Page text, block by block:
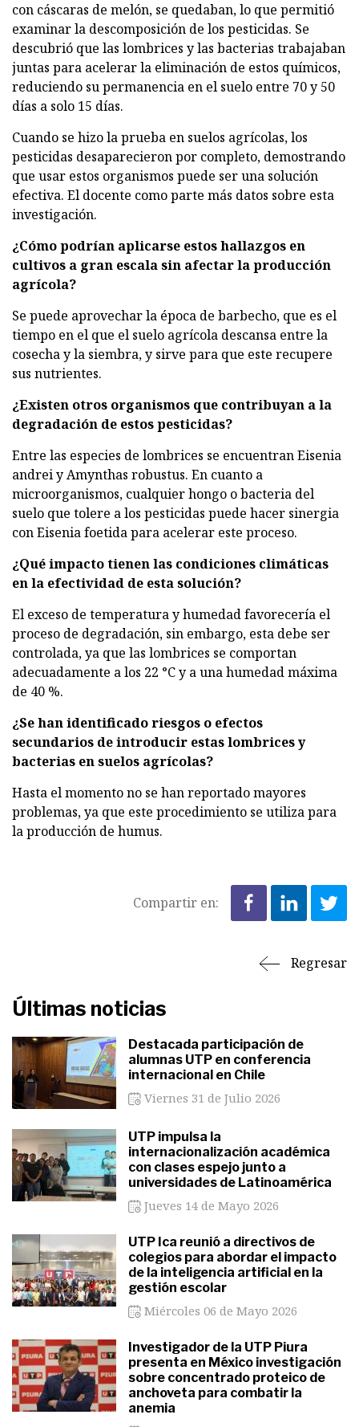
con cáscaras de melón, se quedaban, lo que permitió
examinar la descomposición de los pesticidas. Se
descubrió que las lombrices y las bacterias trabajaban
juntas para acelerar la eliminación de estos químicos,
reduciendo su permanencia en el suelo entre 70 y 50
días a solo 15 días.
Cuando se hizo la prueba en suelos agrícolas, los
pesticidas desaparecieron por completo, demostrando
que usar estos organismos puede ser una solución
efectiva. El docente como parte más datos sobre esta
investigación.
¿Cómo podrían aplicarse estos hallazgos en
cultivos a gran escala sin afectar la producción
agrícola?
Se puede aprovechar la época de barbecho, que es el
tiempo en el que el suelo agrícola descansa entre la
cosecha y la siembra, y sirve para que este recupere
sus nutrientes.
¿Existen otros organismos que contribuyan a la
degradación de estos pesticidas?
Entre las especies de lombrices se encuentran Eisenia
andrei y Amynthas robustus. En cuanto a
microorganismos, cualquier hongo o bacteria del
suelo que tolere a los pesticidas puede hacer sinergia
con Eisenia foetida para acelerar este proceso.
¿Qué impacto tienen las condiciones climáticas
en la efectividad de esta solución?
El exceso de temperatura y humedad favorecería el
proceso de degradación, sin embargo, esta debe ser
controlada, ya que las lombrices se comportan
adecuadamente a los 22 °C y a una humedad máxima
de 40 %.
¿Se han identificado riesgos o efectos
secundarios de introducir estas lombrices y
bacterias en suelos agrícolas?
Hasta el momento no se han reportado mayores
problemas, ya que este procedimiento se utiliza para
la producción de humus.
Compartir en:
Regresar
Últimas noticias
Destacada participación de
alumnas UTP en conferencia
internacional en Chile
Viernes 31 de Julio 2026
UTP impulsa la
internacionalización académica
con clases espejo junto a
universidades de Latinoamérica
Jueves 14 de Mayo 2026
UTP Ica reunió a directivos de
colegios para abordar el impacto
de la inteligencia artificial en la
gestión escolar
Miércoles 06 de Mayo 2026
Investigador de la UTP Piura
presenta en México investigación
sobre concentrado proteico de
anchoveta para combatir la
anemia